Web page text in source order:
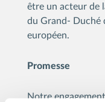
être un acteur de
du Grand- Duché
européen.
Promesse
Notre